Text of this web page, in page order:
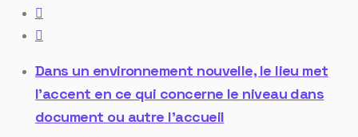
Dans un environnement nouvelle, le lieu met
l’accent en ce qui concerne le niveau dans
document ou autre l’accueil